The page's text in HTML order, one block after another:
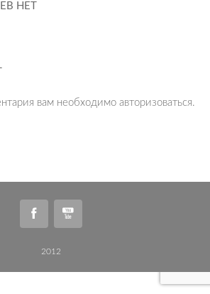
НЕТ
вам необходимо авторизоваться.
2012